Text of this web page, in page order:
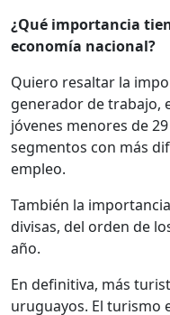
¿Qué importancia
economía nacional?
Quiero resaltar la
generador de trabajo,
jóvenes menores de
segmentos con más
empleo.
También la
divisas, del orden de
año.
En definitiva, más
uruguayos. El turismo